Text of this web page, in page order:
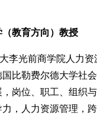
教育方向）教授
李光前商学院人力
比勒费尔德大学社
岗位、职工、组织
，人力资源管理，